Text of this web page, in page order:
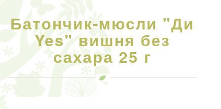
Батончик-мюсли "Ди
Yes" вишня без
сахара 25 г